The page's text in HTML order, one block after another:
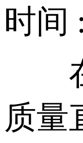
时间
在
质量